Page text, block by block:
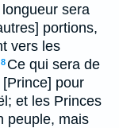
sera
portions,
vers les
8 Ce qui sera de
pour
et les Princes
peuple, mais